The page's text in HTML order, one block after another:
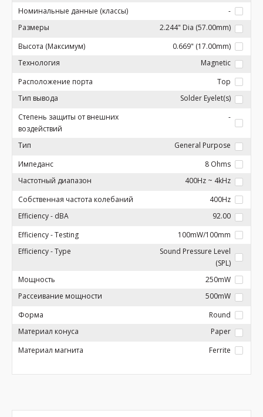
Номинальные данные (классы)
-
Размеры
2.244" Dia (57.00mm)
Высота (Максимум)
0.669" (17.00mm)
Технология
Magnetic
Расположение порта
Top
Тип вывода
Solder Eyelet(s)
Степень защиты от внешних
воздействий
-
Тип
General Purpose
Импеданс
8 Ohms
Частотный диапазон
400Hz ~ 4kHz
Собственная частота колебаний
400Hz
Efficiency - dBA
92.00
Efficiency - Testing
100mW/100mm
Efficiency - Type
Sound Pressure Level
(SPL)
Мощность
250mW
Рассеивание мощности
500mW
Форма
Round
Материал конуса
Paper
Материал магнита
Ferrite